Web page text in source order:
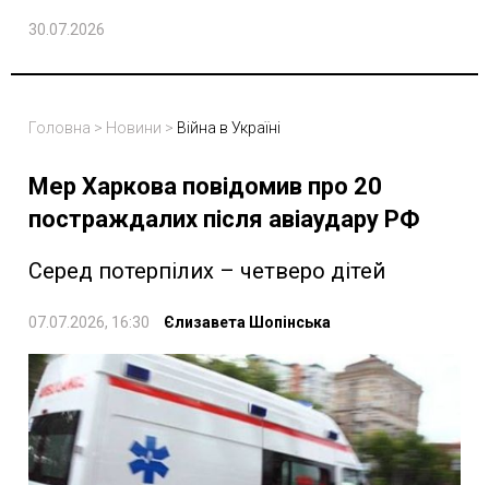
30.07.2026
Головна > Новини > Війна в Україні
Мер Харкова повідомив про 20
постраждалих після авіаудару РФ
Серед потерпілих – четверо дітей
07.07.2026, 16:30 Єлизавета Шопінська